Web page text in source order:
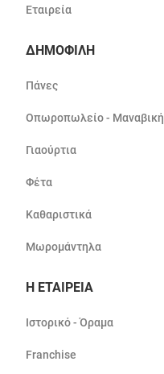
Εταιρεία
ΔΗΜΟΦΙΛΗ
Πάνες
Οπωροπωλείο - Μαναβική
Γιαούρτια
Φέτα
Καθαριστικά
Μωρομάντηλα
Η ΕΤΑΙΡΕΙΑ
Ιστορικό - Όραμα
Franchise